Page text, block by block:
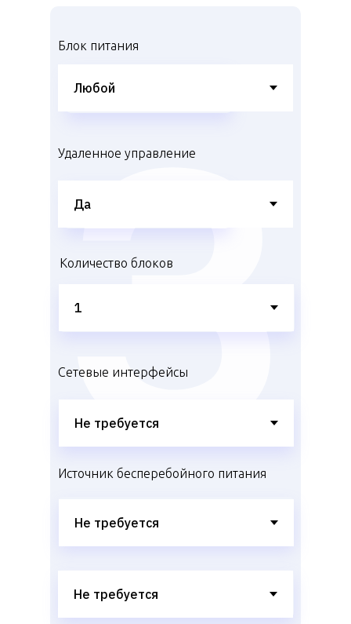
Блок питания
Удаленное управление
Количество блоков
Источник бесперебойного питания
Сетевые интерфейсы